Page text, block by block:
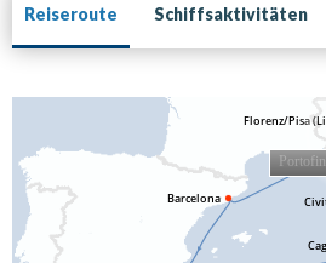
Reiseroute Schiffsaktivitäten